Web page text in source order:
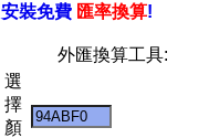
安裝免費 匯率換算!
外匯換算工具:
選
擇
顏